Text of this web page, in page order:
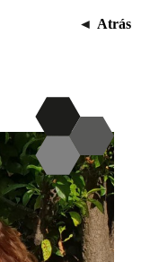
◄ Atrás